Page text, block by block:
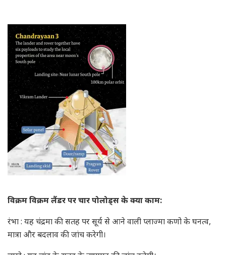
विक्रम विक्रम लैंडर पर चार पोलोड्स के क्या काम:
रंभा : यह चंद्रमा की‌ सतह पर सूर्य से आने वाली प्लाज्मा कणों‌ के घनत्व,
मात्रा और बदलाव की जांच करेगी।